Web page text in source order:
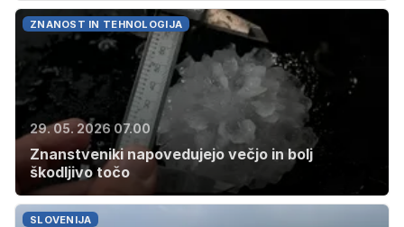
ZNANOST IN TEHNOLOGIJA
29. 05. 2026 07.00
Znanstveniki napovedujejo večjo in bolj
škodljivo točo
SLOVENIJA